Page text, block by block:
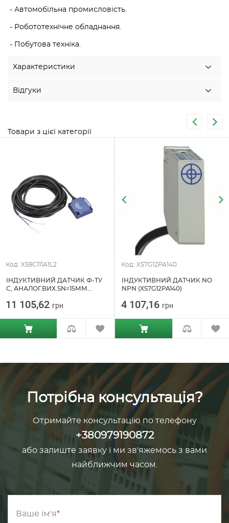
- Автомобільна промисловість.
- Робототехнічне обладнання.
- Побутова техніка.
Характеристики
Відгуки
Товари з цієї категорії
Код: XS9C111A1L2
ІНДУКТИВНИЙ ДАТЧИК Ф-ТУ
C, АНАЛОГ.ВИХ.SN=15ММ
11 105,62 грн
Код: XS7G12PA140
ІНДУКТИВНИЙ ДАТЧИК NO
NPN (XS7G12PA140)
4 107,16 грн
Потрібна консультація?
Отримайте консультацію по телефону
+380979190872
або залиште заявку і ми зв'яжемось з вами
найближчим часом.
Ваше ім'я